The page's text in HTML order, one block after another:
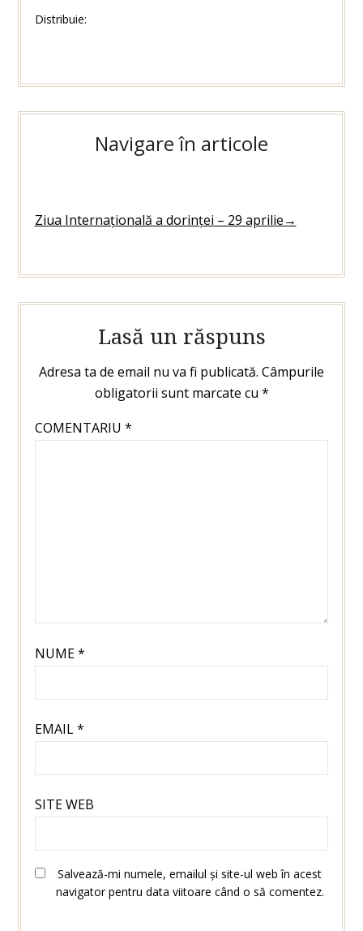
Distribuie:
Navigare în articole
Ziua Internațională a dorinței – 29 aprilie→
Lasă un răspuns
Adresa ta de email nu va fi publicată. Câmpurile
obligatorii sunt marcate cu *
COMENTARIU *
NUME*
EMAIL*
SITE WEB
Salvează-mi numele, emailul și site-ul web în acest
navigator pentru data viitoare când o să comentez.